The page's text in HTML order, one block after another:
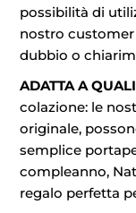
possibilità di
nostro customer
dubbio o
ADATTA A
colazione: le
originale,
semplice
compleanno,
regalo perfetta